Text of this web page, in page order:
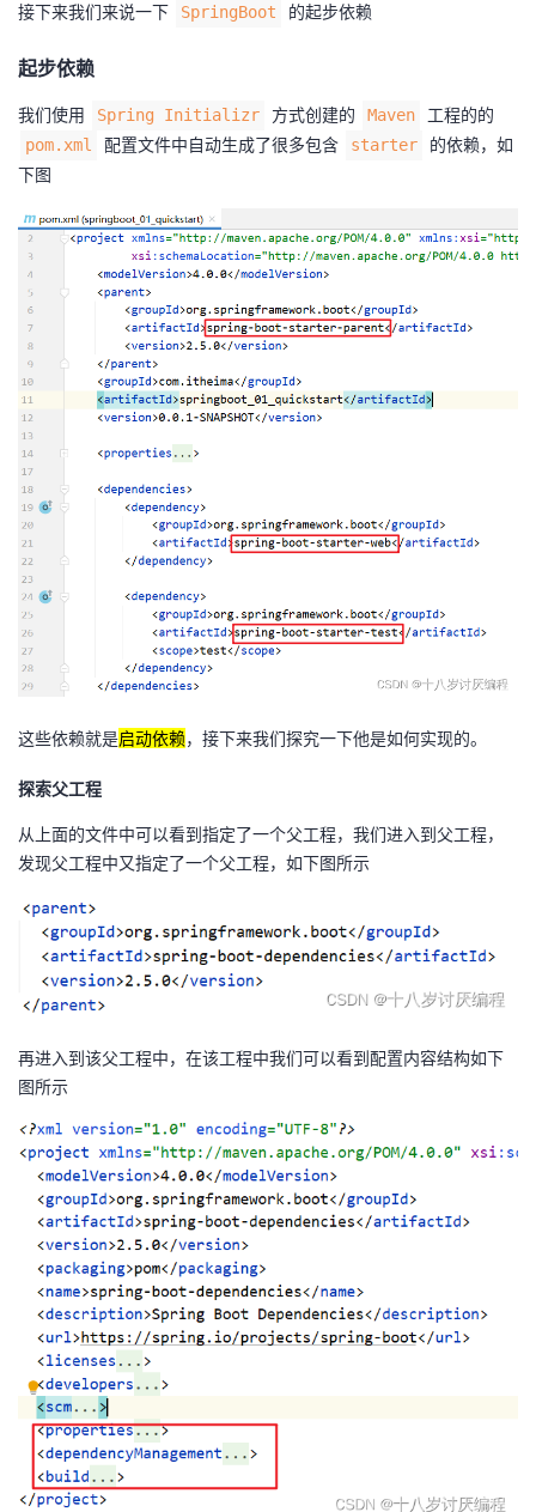
接下来我们来说一下 SpringBoot 的起步依赖
起步依赖
我们使用 Spring Initializr 方式创建的 Maven 工程的的
pom.xml 配置文件中自动生成了很多包含 starter
的依赖，如
下图
这些依赖就是启动依赖，接下来我们探究一下他是如何实现的。
探索父工程
从上面的文件中可以看到指定了一个父工程，我们进入到父工程，
发现父工程中又指定了一个父工程，如下图所示
再进入到该父工程中，在该工程中我们可以看到配置内容结构如下
图所示